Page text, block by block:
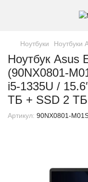
Ноутбуки Ноутбуки
Ноутбук Asus
(90NX0801-
i5-1335U /
ТБ + SSD 2
Артикул: 90NX0801-